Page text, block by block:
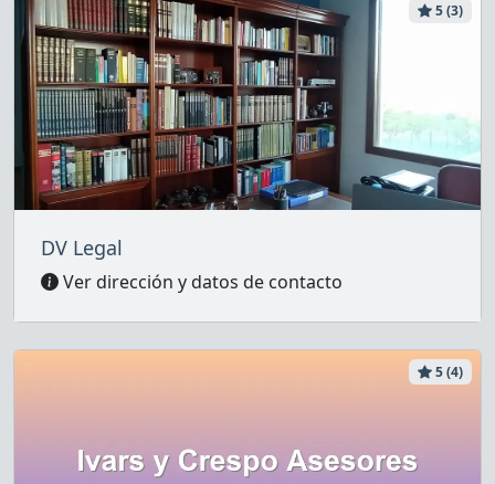
5 (3)
DV Legal
Ver dirección y datos de contacto
5 (4)